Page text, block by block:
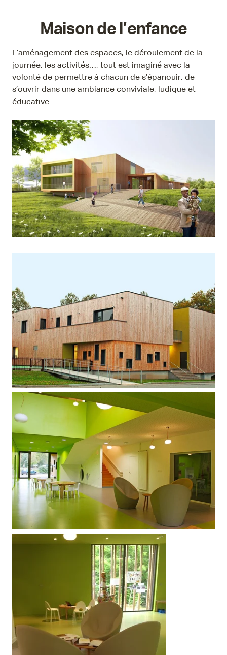
Maison de l’enfance
L’aménagement des espaces, le déroulement de la
journée, les activités…, tout est imaginé avec la
volonté de permettre à chacun de s’épanouir, de
s’ouvrir dans une ambiance conviviale, ludique et
éducative.